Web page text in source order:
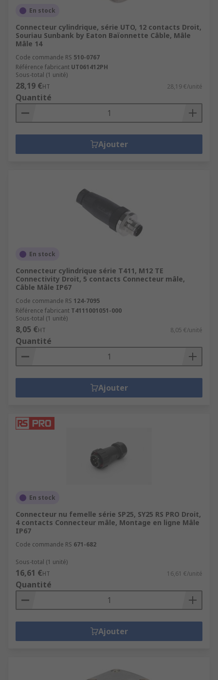
En stock
Connecteur cylindrique, série UTO, 12 contacts Droit,
Souriau Sunbank by Eaton Baïonnette Câble, Mâle
Mâle 14
Code commande RS 510-0767
Référence fabricant UT061412PH
Sous-total (1 unité)
28,19 €HT 28,19 €/unité
Quantité
Ajouter
En stock
Connecteur cylindrique série T411, M12 TE
Connectivity Droit, 5 contacts Connecteur mâle,
Câble Mâle IP67
Code commande RS 124-7095
Référence fabricant T4111001051-000
Sous-total (1 unité)
8,05 €HT 8,05 €/unité
Quantité
Ajouter
En stock
Connecteur nu femelle série SP25, SY25 RS PRO Droit,
4 contacts Connecteur mâle, Montage en ligne Mâle
IP67
Code commande RS 671-682
Sous-total (1 unité)
16,61 €HT 16,61 €/unité
Quantité
Ajouter